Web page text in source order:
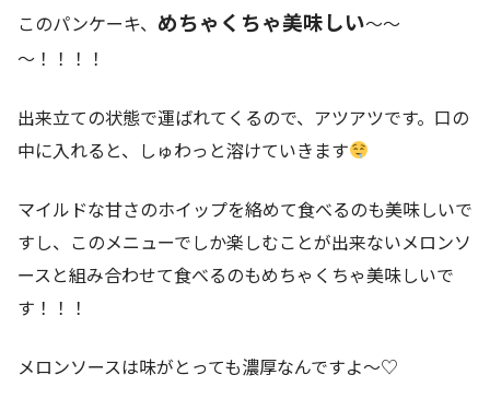
このパンケーキ、 めちゃくちゃ美味しい～～
～！！！！
出来立ての状態で運ばれてくるので、アツアツです。口の
中に入れると、しゅわっと溶けていきます
マイルドな甘さのホイップを絡めて食べるのも美味しいで
すし、このメニューでしか楽しむことが出来ないメロンソ
ースと組み合わせて食べるのもめちゃくちゃ美味しいで
す！！！
メロンソースは味がとっても濃厚なんですよ～♡